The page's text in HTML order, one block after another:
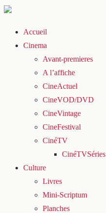
Accueil
Cinema
Avant-premieres
A l’affiche
CineActuel
CineVOD/DVD
CineVintage
CineFestival
CinéTV
CinéTVSéries
Culture
Livres
Mini-Scriptum
Planches